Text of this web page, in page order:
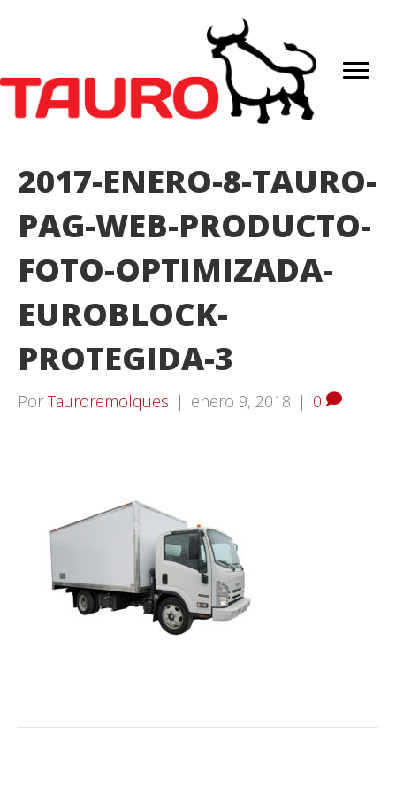
2017-ENERO-8-TAURO-
PAG-WEB-PRODUCTO-
FOTO-OPTIMIZADA-
EUROBLOCK-
PROTEGIDA-3
Por Tauroremolques | enero 9, 2018 | 0